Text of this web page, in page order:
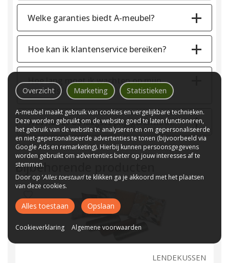
Welke garanties biedt A-meubel?
Hoe kan ik klantenservice bereiken?
Hoe lang moet ik wachten op mijn
meubels?
Wat houdt de laagste prijsgarantie in?
Bijbehorende producten
LENDEKUSSEN
Overzicht Marketing Statistieken
A-meubel maakt gebruik van cookies en vergelijkbare technieken.
Deze worden gebruikt om de website goed te laten functioneren,
het gebruik van de website te analyseren en om gepersonaliseerde
en niet-gepersonaliseerde advertenties te tonen (bijvoorbeeld via
Google Ads en remarketing). Hierbij kunnen persoonsgegevens
worden gebruikt om advertenties beter op jouw interesses af te
stemmen.
Door op ‘Alles toestaan’ te klikken ga je akkoord met het plaatsen
van deze cookies.
Alles toestaan Opslaan
Cookieverklaring Algemene voorwaarden